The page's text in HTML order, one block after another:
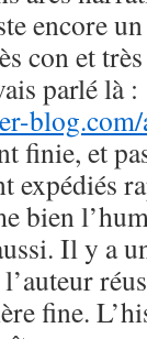
encore
con et
parlé là :
finie, et
expédiés
bien
Il y a
fine.